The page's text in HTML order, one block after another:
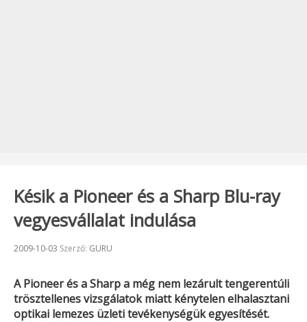
Késik a Pioneer és a Sharp Blu-ray
vegyesvállalat indulása
Beküldve:
2009-10-03 Szerző: GURU
APioneerés aSharpa még nem lezárult tengerentúli
trösztellenes vizsgálatok miatt kénytelen elhalasztani
optikai lemezes üzleti tevékenységük egyesítését.